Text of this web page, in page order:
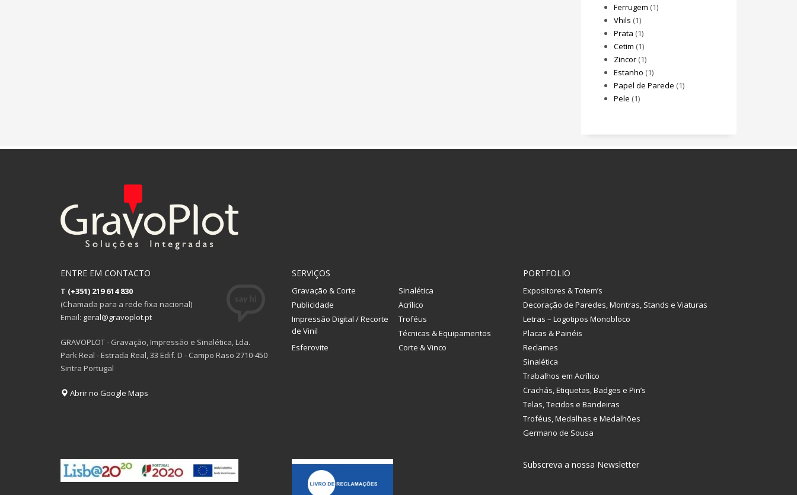
Ferrugem (1)
Vhils (1)
Prata (1)
Cetim (1)
Zincor(1)
Estanho (1)
Papel de Parede (1)
Pele (1)
ENTRE EM CONTACTO
T (+351) 219 614 830
(Chamada para a rede fixa nacional)
Email: geral@gravoplot.pt
GRAVOPLOT - Gravação, Impressão e Sinalética, Lda.
Park Real - Estrada Real, 33 Edif. D - Campo Raso 2710-450
Sintra Portugal
Abrir no Google Maps
SERVIÇOS
Gravação & Corte
Sinalética
Publicidade
Acrílico
Impressão Digital / Recorte
de Vinil
Troféus
Técnicas & Equipamentos
Esferovite
Corte & Vinco
PORTFOLIO
Expositores & Totem’s
Decoração de Paredes, Montras, Stands e Viaturas
Letras – Logotipos Monobloco
Placas & Painéis
Reclames
Sinalética
Trabalhos em Acrílico
Crachás, Etiquetas, Badges e Pin’s
Telas, Tecidos e Bandeiras
Troféus, Medalhas e Medalhões
Germano de Sousa
Subscreva a nossa Newsletter